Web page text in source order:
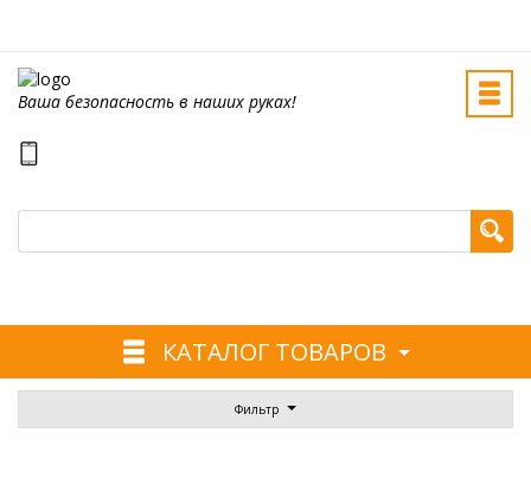
Ваша безопасность в наших руках!
КАТАЛОГ ТОВАРОВ
Фильтр